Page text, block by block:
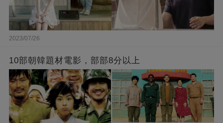
2023/07/26
10部朝韓題材電影，部部8分以上